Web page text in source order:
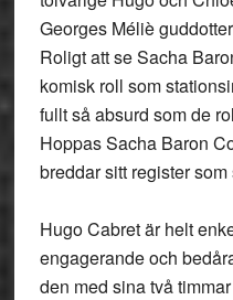
Georges Méliè
Roligt att se Sacha
komisk roll som
fullt så absurd som de
Hoppas Sacha Baron
breddar sitt register
Hugo Cabret är helt
engagerande och
den med sina två